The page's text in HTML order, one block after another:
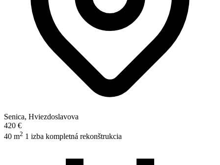
Senica, Hviezdoslavova
420 €
40 m2 1 izba kompletná rekonštrukcia